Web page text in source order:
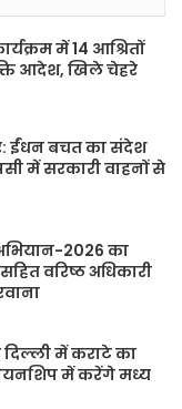
में 14 आश्रितों
आदेश, खिले चेहरे
ईंधन बचत का संदेश
में सरकारी वाहनों से
2026 का
वरिष्ठ अधिकारी
दिल्ली में कराटे का
में करेंगे मध्य